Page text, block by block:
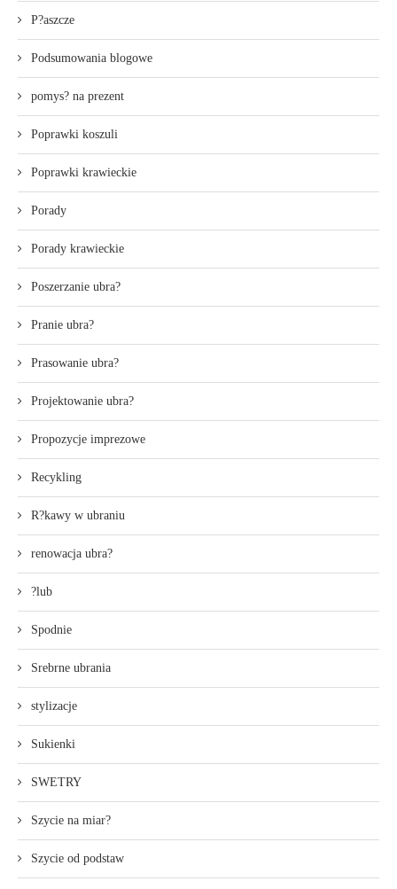
P?aszcze
Podsumowania blogowe
pomys? na prezent
Poprawki koszuli
Poprawki krawieckie
Porady
Porady krawieckie
Poszerzanie ubra?
Pranie ubra?
Prasowanie ubra?
Projektowanie ubra?
Propozycje imprezowe
Recykling
R?kawy w ubraniu
renowacja ubra?
?lub
Spodnie
Srebrne ubrania
stylizacje
Sukienki
SWETRY
Szycie na miar?
Szycie od podstaw